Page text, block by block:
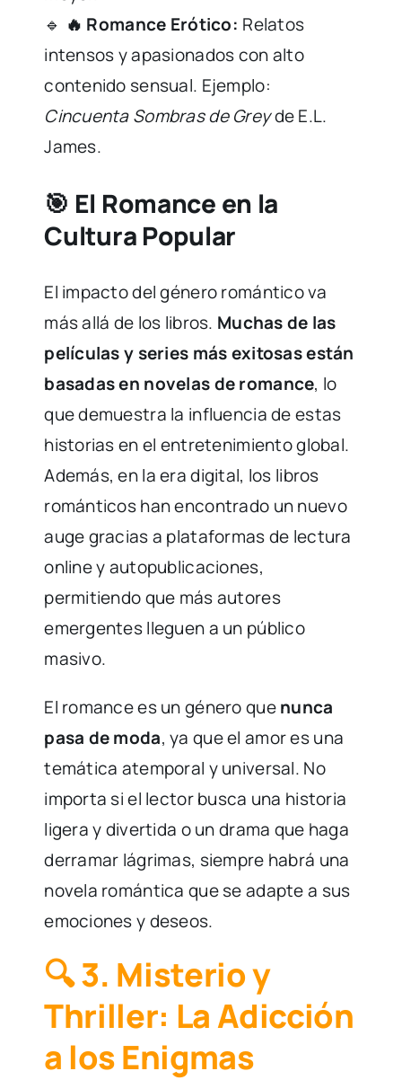
🔹 🔥 Romance Erótico: Relatos
intensos y apasionados con alto
contenido sensual. Ejemplo:
Cincuenta Sombras de Greyde E.L.
James.
🎯 El Romance en la
Cultura Popular
El impacto del género romántico va
más allá de los libros. Muchas de las
películas y series más exitosas están
basadas en novelas de romance, lo
que demuestra la influencia de estas
historias en el entretenimiento global.
Además, en la era digital, los libros
románticos han encontrado un nuevo
auge gracias a plataformas de lectura
online y autopublicaciones,
permitiendo que más autores
emergentes lleguen a un público
masivo.
El romance es un género quenunca
pasa de moda, ya que el amor es una
temática atemporal y universal. No
importa si el lector busca una historia
ligera y divertida o un drama que haga
derramar lágrimas, siempre habrá una
novela romántica que se adapte a sus
emociones y deseos.
🔍 3. Misterio y
Thriller: La Adicción
a los Enigmas